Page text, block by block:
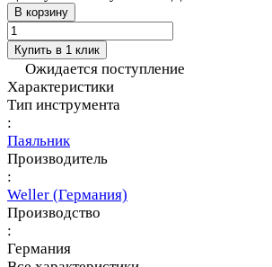
В корзину
Купить в 1 клик
Ожидается поступление
Характеристики
Тип инструмента
:
Паяльник
Производитель
:
Weller (Германия)
Производство
:
Германия